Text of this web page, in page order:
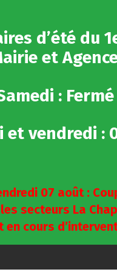
d’été du
et
: Fermé
et vendredi :
07 août :
secteurs La
en cours